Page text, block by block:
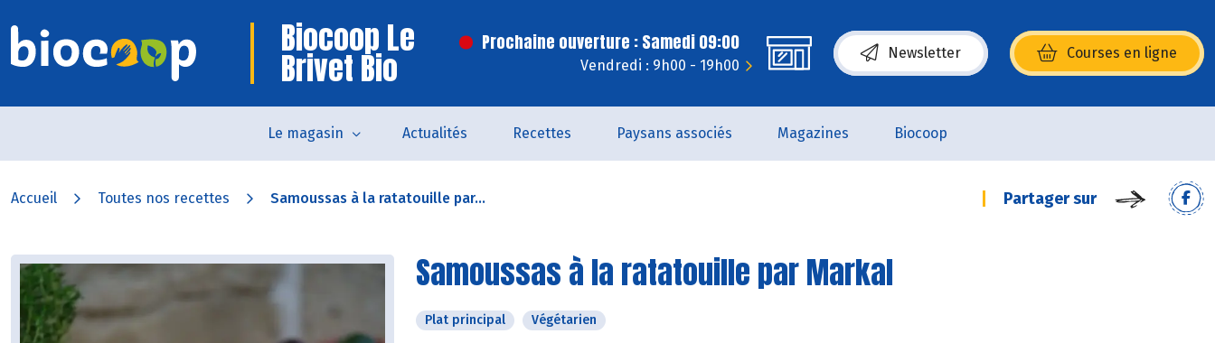
Biocoop Le
Brivet Bio
Prochaine ouverture : Samedi 09:00
Vendredi : 9h00 - 19h00
Newsletter Courses en ligne
(s’ouvre dans une nouvelle fenêtre)
Le magasin Actualités Recettes Paysans associés Magazines Biocoop
Accueil Toutes nos recettes Samoussas à la ratatouille par... Partager sur
Samoussas à la ratatouille par Markal
Plat principal Végétarien